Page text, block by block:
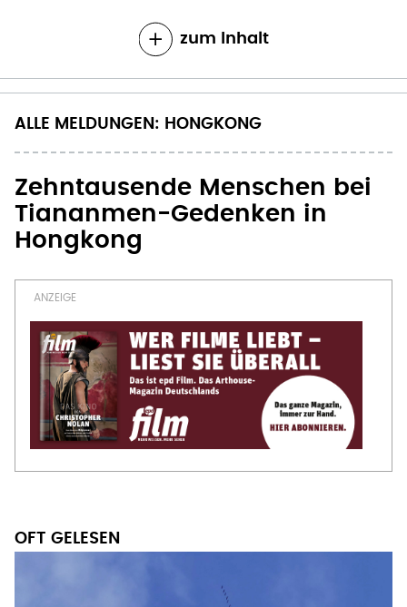
zum Inhalt
ALLE MELDUNGEN: HONGKONG
Zehntausende Menschen bei
Tiananmen-Gedenken in
Hongkong
OFT GELESEN